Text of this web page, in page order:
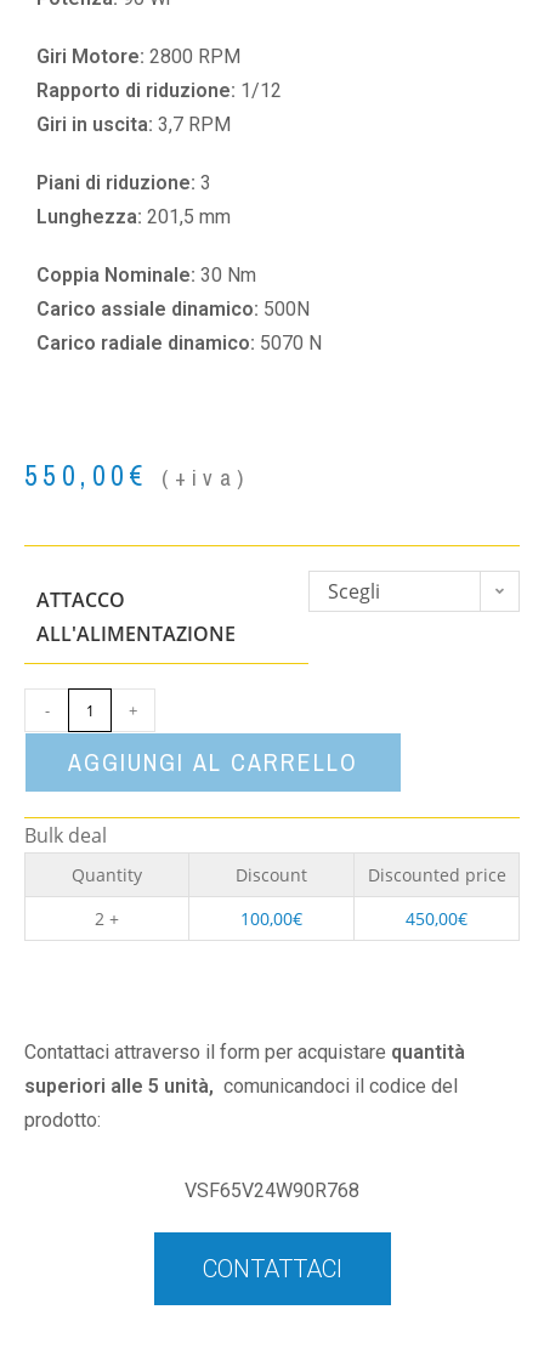
Giri Motore: 2800 RPM
Rapporto di riduzione: 1/12
Giri in uscita: 3,7 RPM
Piani di riduzione: 3
Lunghezza: 201,5 mm
Coppia Nominale: 30 Nm
Carico assiale dinamico: 500N
Carico radiale dinamico: 5070 N
550,00€ (+iva)
ATTACCO
ALL'ALIMENTAZIONE
Scegli
- +
AGGIUNGI AL CARRELLO
Bulk deal
Quantity Discount
Discounted price
2 +
100,00€ 450,00€
Contattaci attraverso il form per acquistare quantità
superiori alle 5 unità, comunicandoci il codice del
prodotto:
VSF65V24W90R768
CONTATTACI